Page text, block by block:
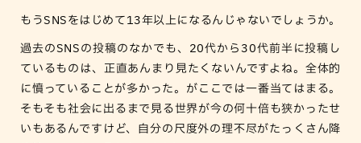
もうSNSをはじめて13年以上になるんじゃないでしょうか。
過去のSNSの投稿のなかでも、20代から30代前半に投稿し
ているものは、正直あんまり見たくないんですよね。全体的
に憤っていることが多かった。がここでは一番当てはまる。
そもそも社会に出るまで見る世界が今の何十倍も狭かったせ
いもあるんですけど、自分の尺度外の理不尽がたっくさん降